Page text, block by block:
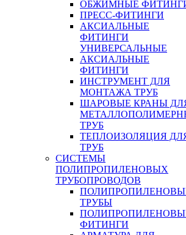
ОБЖИМНЫЕ
ПРЕСС-ФИТИНГИ
АКСИАЛЬНЫЕ
ФИТИНГИ
УНИВЕРСАЛЬНЫЕ
АКСИАЛЬНЫЕ
ФИТИНГИ
ИНСТРУМЕНТ ДЛЯ
МОНТАЖА ТРУБ
ШАРОВЫЕ КРАНЫ
ТРУБ
ТЕПЛОИЗОЛЯЦИЯ
ТРУБ
СИСТЕМЫ
ПОЛИПРОПИЛЕНОВЫХ
ТРУБОПРОВОДОВ
ТРУБЫ
ФИТИНГИ